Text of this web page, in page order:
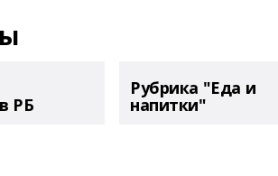
РБ
Рубрика "Еда и
напитки"